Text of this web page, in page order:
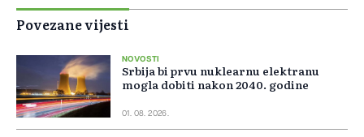
Povezane vijesti
NOVOSTI
Srbija bi prvu nuklearnu elektranu
mogla dobiti nakon 2040. godine
01. 08. 2026.